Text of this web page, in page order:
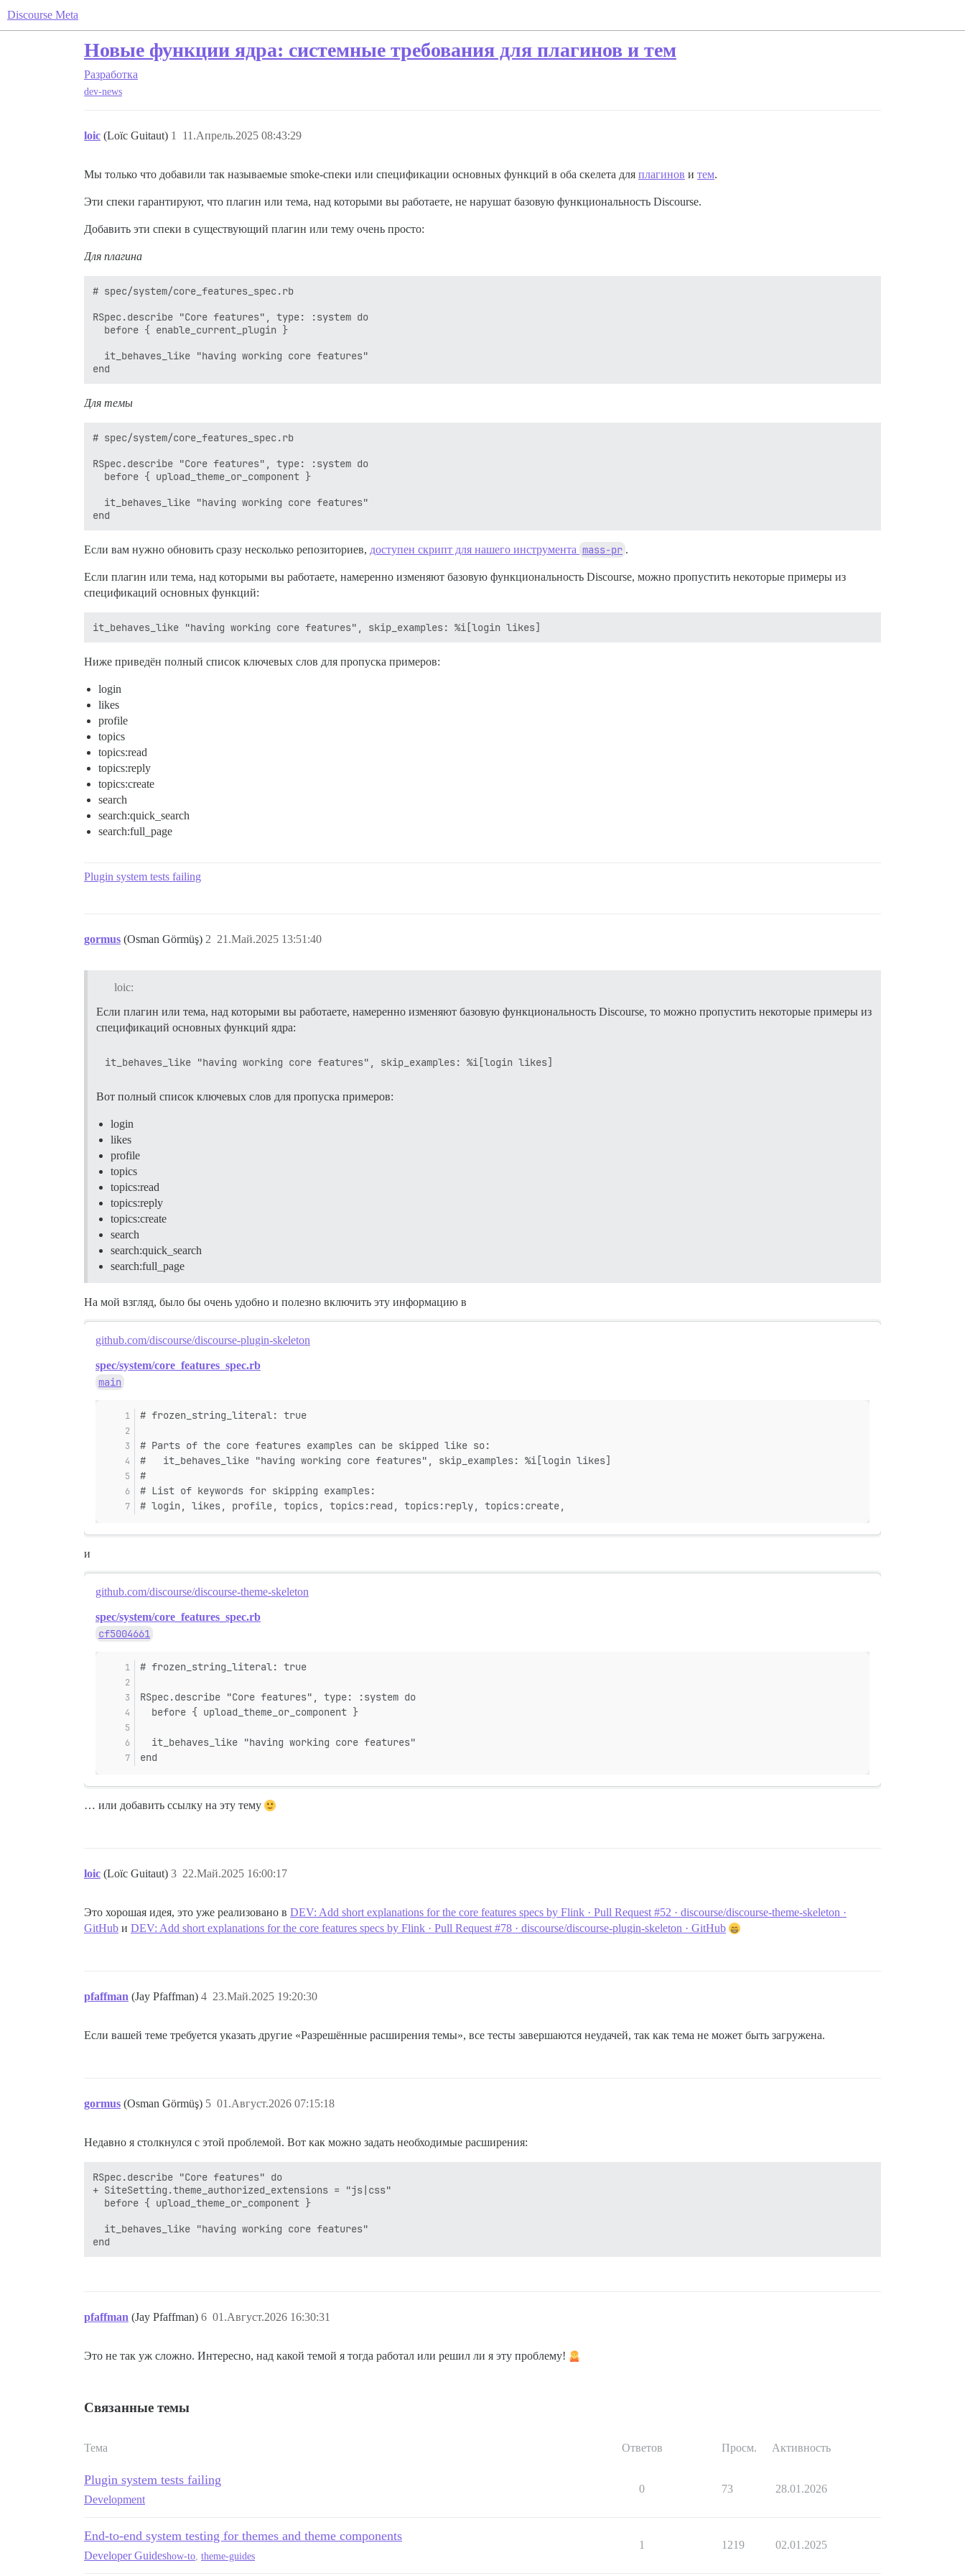
Discourse Meta
Новые функции ядра: системные требования для плагинов и тем
Разработка
dev-news
loic (Loïc Guitaut) 11.Апрель.2025 08:43:29
1
Мы только что добавили так называемые smoke-спеки или спецификации основных функций в оба скелета для плагинов и тем.
Эти спеки гарантируют, что плагин или тема, над которыми вы работаете, не нарушат базовую функциональность Discourse.
Добавить эти спеки в существующий плагин или тему очень просто:
Для плагина
# spec/system/core_features_spec.rb
RSpec.describe "Core features", type: :system do
  before { enable_current_plugin }
  it_behaves_like "having working core features"
Для темы
# spec/system/core_features_spec.rb
RSpec.describe "Core features", type: :system do
  before { upload_theme_or_component }
  it_behaves_like "having working core features"
Если вам нужно обновить сразу несколько репозиториев, доступен скрипт для нашего инструмента mass-pr .
Если плагин или тема, над которыми вы работаете, намеренно изменяют базовую функциональность Discourse, можно пропустить некоторые примеры из
спецификаций основных функций:
Ниже приведён полный список ключевых слов для пропуска примеров:
login
likes
profile
topics
topics:read
topics:reply
topics:create
search
search:quick_search
search:full_page
Plugin system tests failing
gormus (Osman Görmüş) 21.Май.2025 13:51:40
2
loic:
Если плагин или тема, над которыми вы работаете, намеренно изменяют базовую функциональность Discourse, то можно пропустить некоторые примеры из
спецификаций основных функций ядра:
Вот полный список ключевых слов для пропуска примеров:
login
likes
profile
topics
topics:read
topics:reply
topics:create
search
search:quick_search
search:full_page
На мой взгляд, было бы очень удобно и полезно включить эту информацию в
github.com/discourse/discourse-plugin-skeleton
spec/system/core_features_spec.rb
main
# frozen_string_literal: true
# Parts of the core features examples can be skipped like so:
#   it_behaves_like "having working core features", skip_examples: %i[login likes]
#
# List of keywords for skipping examples:
# login, likes, profile, topics, topics:read, topics:reply, topics:create,
и
github.com/discourse/discourse-theme-skeleton
spec/system/core_features_spec.rb
cf5004661
# frozen_string_literal: true
RSpec.describe "Core features", type: :system do
  before { upload_theme_or_component }
  it_behaves_like "having working core features"
end
… или добавить ссылку на эту тему
loic (Loïc Guitaut) 22.Май.2025 16:00:17
3
Это хорошая идея, это уже реализовано в DEV: Add short explanations for the core features specs by Flink · Pull Request #52 · discourse/discourse-theme-skeleton ·
GitHub и DEV: Add short explanations for the core features specs by Flink · Pull Request #78 · discourse/discourse-plugin-skeleton · GitHub
pfaffman (Jay Pfaffman) 23.Май.2025 19:20:30
4
Если вашей теме требуется указать другие «Разрешённые расширения темы», все тесты завершаются неудачей, так как тема не может быть загружена.
gormus (Osman Görmüş) 01.Август.2026 07:15:18
5
Недавно я столкнулся с этой проблемой. Вот как можно задать необходимые расширения:
RSpec.describe "Core features" do
+ SiteSetting.theme_authorized_extensions = "js|css"
  before { upload_theme_or_component }
  it_behaves_like "having working core features"
pfaffman (Jay Pfaffman) 01.Август.2026 16:30:31
6
Это не так уж сложно. Интересно, над какой темой я тогда работал или решил ли я эту проблему!
Связанные темы
Тема Ответов Просм. Активность
Plugin system tests failing
Development
0 73 28.01.2026
End-to-end system testing for themes and theme components
Developer Guideshow-to theme-guides
1 1219 02.01.2025